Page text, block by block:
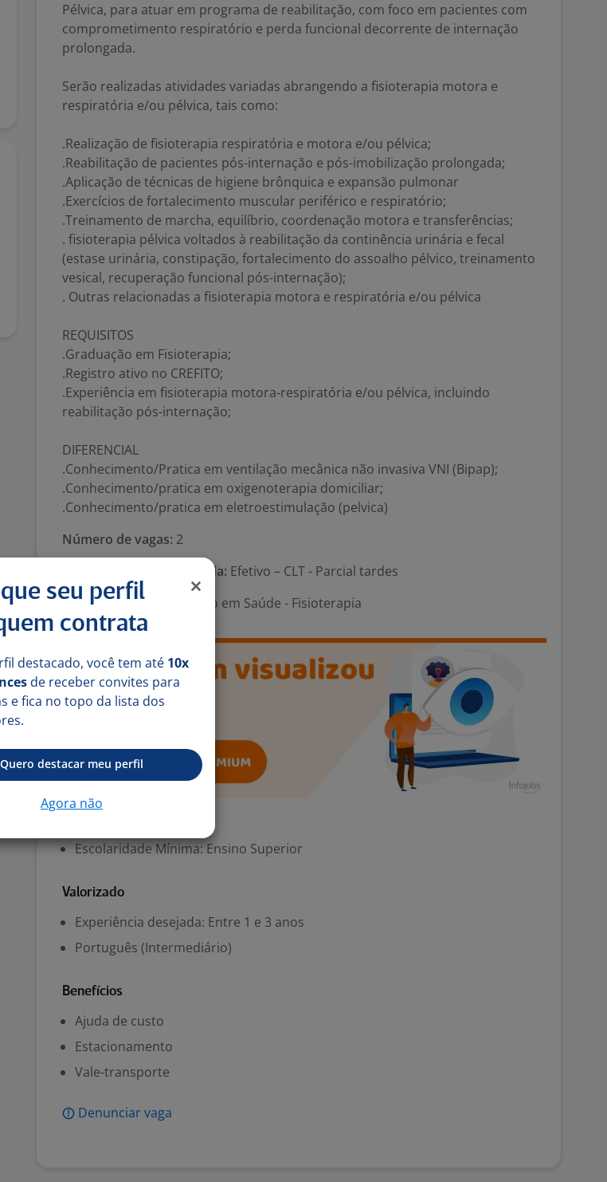
Pélvica, para atuar em programa de reabilitação, com foco em pacientes com
comprometimento respiratório e perda funcional decorrente de internação
prolongada.
Serão realizadas atividades variadas abrangendo a fisioterapia motora e
respiratória e/ou pélvica, tais como:
.Realização de fisioterapia respiratória e motora e/ou pélvica;
.Reabilitação de pacientes pós-internação e pós-imobilização prolongada;
.Aplicação de técnicas de higiene brônquica e expansão pulmonar
.Exercícios de fortalecimento muscular periférico e respiratório;
.Treinamento de marcha, equilíbrio, coordenação motora e transferências;
. fisioterapia pélvica voltados à reabilitação da continência urinária e fecal
(estase urinária, constipação, fortalecimento do assoalho pélvico, treinamento
vesical, recuperação funcional pós-internação);
. Outras relacionadas a fisioterapia motora e respiratória e/ou pélvica
REQUISITOS
.Graduação em Fisioterapia;
.Registro ativo no CREFITO;
.Experiência em fisioterapia motora-respiratória e/ou pélvica, incluindo
reabilitação pós-internação;
DIFERENCIAL
.Conhecimento/Pratica em ventilação mecânica não invasiva VNI (Bipap);
.Conhecimento/pratica em oxigenoterapia domiciliar;
.Conhecimento/pratica em eletroestimulação (pelvica)
Número de vagas: 2
Tipo de contrato e Jornada: Efetivo – CLT - Parcial tardes
Área Profissional:
Técnico em Saúde - Fisioterapia
Escolaridade Mínima: Ensino Superior
Valorizado
Experiência desejada: Entre 1 e 3 anos
Português (Intermediário)
Benefícios
Ajuda de custo
Estacionamento
Vale-transporte
Denunciar vaga
seu perfil
contrata
destacado, você tem até 10x
de receber convites para
e fica no topo da lista dos
Quero destacar meu perfil
Agora não